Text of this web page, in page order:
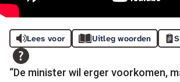
Lees voor Uitleg woorden
“De minister wil erger voorkomen,